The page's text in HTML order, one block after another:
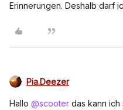
Erinnerungen. Deshalb darf
Pia.Deezer
Hallo @scooter das kann ich